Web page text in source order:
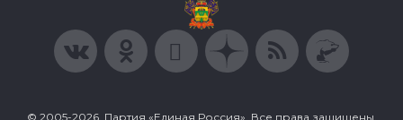
© 2005-2026, Партия «Единая Россия». Все права защищены.